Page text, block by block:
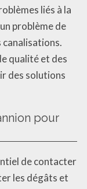
liés à la
problème de
qualité et des
des solutions
pour
de contacter
les dégâts et